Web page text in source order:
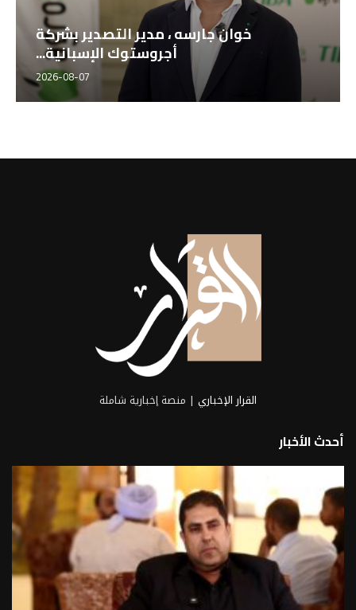
خوان جارسه ، مدير التصدير بشركة
أجروستوك الإسبانية...
2026-08-07
القرار الإخباري | منصة إخبارية شاملة
أحدث الأخبار